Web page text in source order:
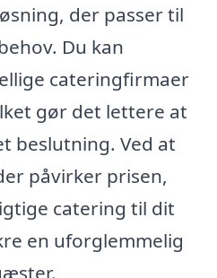
der passer til
Du kan
cateringfirmaer
gør det lettere at
beslutning. Ved at
påvirker prisen,
catering til dit
en uforglemmelig